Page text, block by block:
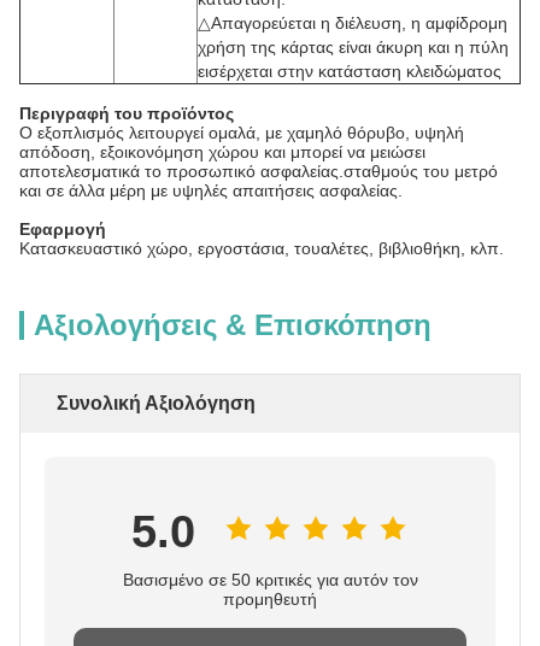
△Απαγορεύεται η διέλευση, η αμφίδρομη
χρήση της κάρτας είναι άκυρη και η πύλη
εισέρχεται στην κατάσταση κλειδώματος
Περιγραφή του προϊόντος
Ο εξοπλισμός λειτουργεί ομαλά, με χαμηλό θόρυβο, υψηλή
απόδοση, εξοικονόμηση χώρου και μπορεί να μειώσει
αποτελεσματικά το προσωπικό ασφαλείας.σταθμούς του μετρό
και σε άλλα μέρη με υψηλές απαιτήσεις ασφαλείας.
Εφαρμογή
Κατασκευαστικό χώρο, εργοστάσια, τουαλέτες, βιβλιοθήκη, κλπ.
Αξιολογήσεις & Επισκόπηση
Συνολική Αξιολόγηση
5.0
Βασισμένο σε 50 κριτικές για αυτόν τον
προμηθευτή